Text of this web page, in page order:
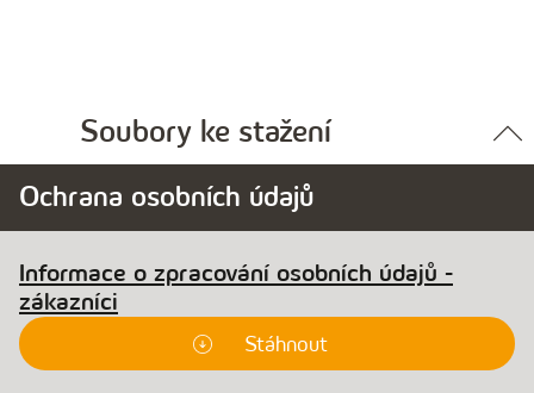
Soubory ke stažení
Ochrana osobních údajů
Informace o zpracování osobních údajů -
zákazníci
Stáhnout